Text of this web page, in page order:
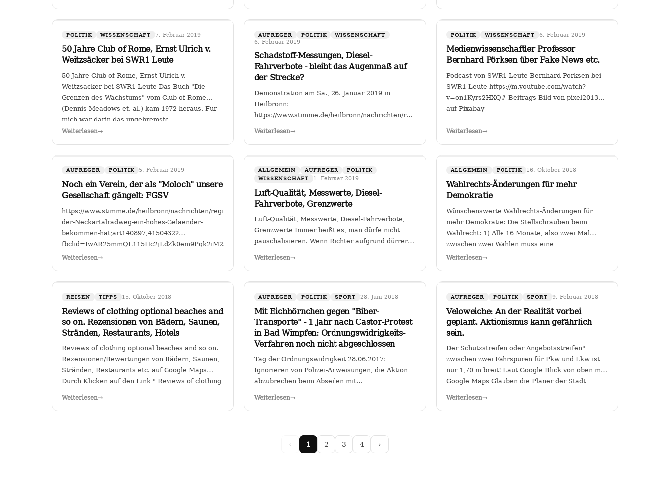
POLITIK WISSENSCHAFT 7. Februar 2019
50 Jahre Club of Rome, Ernst Ulrich v.
Weitzsäcker bei SWR1 Leute
50 Jahre Club of Rome, Ernst Ulrich v.
Weitzsäcker bei SWR1 Leute Das Buch "Die
Grenzen des Wachstums" vom Club of Rome
(Dennis Meadows et. al.) kam 1972 heraus. Für
mich war darin das ungebremste
Bevölkerungswachstum als die größte
Weiterlesen→
AUFREGER POLITIK WISSENSCHAFT
6. Februar 2019
Schadstoff-Messungen, Diesel-
Fahrverbote - bleibt das Augenmaß auf
der Strecke?
Demonstration am Sa., 26. Januar 2019 in
Heilbronn:
https://www.stimme.de/heilbronn/nachrichten/region/Streitfall-
Weiterlesen→
POLITIK WISSENSCHAFT 6. Februar 2019
Medienwissenschaftler Professor
Bernhard Pörksen über Fake News etc.
Podcast von SWR1 Leute Bernhard Pörksen bei
SWR1 Leute https://m.youtube.com/watch?
v=on1Kyrs2HXQ# Beitrags-Bild von pixel2013
auf Pixabay
Weiterlesen→
AUFREGER POLITIK 5. Februar 2019
Noch ein Verein, der als "Moloch" unsere
Gesellschaft gängelt: FGSV
https://www.stimme.de/heilbronn/nachrichten/region/Warum-
der-Neckartalradweg-ein-hohes-Gelaender-
bekommen-hat;art140897,4150432?
fbclid=IwAR25mmQL115Hc2jLdZk0em9Pqk2iM2a2BKkGUhNebsOpBpQQ3C_1KYTFwes
FGSV , ein (noch?) gemeinnütziger Verein mit
Weiterlesen→
ALLGEMEIN AUFREGER
POLITIK
WISSENSCHAFT
1. Februar 2019
Luft-Qualität, Messwerte, Diesel-
Fahrverbote, Grenzwerte
Luft-Qualität, Messwerte, Diesel-Fahrverbote,
Grenzwerte Immer heißt es, man dürfe nicht
pauschalisieren. Wenn Richter aufgrund dürrer
Weiterlesen→
ALLGEMEIN POLITIK 16. Oktober 2018
Wahlrechts-Änderungen für mehr
Demokratie
Wünschenswerte Wahlrechts-Änderungen für
mehr Demokratie: Die Stellschrauben beim
Wahlrecht: 1) Alle 16 Monate, also zwei Mal
zwischen zwei Wahlen muss eine
Volksabstimmung abgehalten werden zur Arbeit
Weiterlesen→
REISEN TIPPS 15. Oktober 2018
Reviews of clothing optional beaches and
so on. Rezensionen von Bädern, Saunen,
Stränden, Restaurants, Hotels
Reviews of clothing optional beaches and so on.
Rezensionen/Bewertungen von Bädern, Saunen,
Stränden, Restaurants etc. auf Google Maps
Durch Klicken auf den Link " Reviews of clothing
Weiterlesen→
AUFREGER POLITIK SPORT 28. Juni 2018
Mit Eichhörnchen gegen "Biber-
Transporte" - 1 Jahr nach Castor-Protest
in Bad Wimpfen: Ordnungswidrigkeits-
Verfahren noch nicht abgeschlossen
Tag der Ordnungswidrigkeit 28.06.2017:
Ignorieren von Polizei-Anweisungen, die Aktion
abzubrechen beim Abseilen mit
Weiterlesen→
AUFREGER POLITIK SPORT 9. Februar 2018
Veloweiche: An der Realität vorbei
geplant. Aktionismus kann gefährlich
sein.
Der Schutzstreifen oder Angebotsstreifen"
zwischen zwei Fahrspuren für Pkw und Lkw ist
nur 1,70 m breit! Laut Google Blick von oben mit
Google Maps Glauben die Planer der Stadt
Weiterlesen→
‹ 1 2 3 4 ›